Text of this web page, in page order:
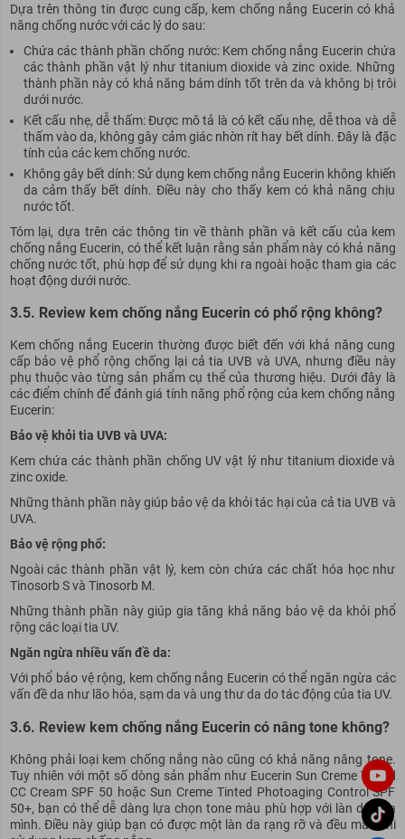
Dựa trên thông tin được cung cấp, kem chống nắng Eucerin có khả
năng chống nước với các lý do sau:
Chứa các thành phần chống nước: Kem chống nắng Eucerin chứa
các thành phần vật lý như titanium dioxide và zinc oxide. Những
thành phần này có khả năng bám dính tốt trên da và không bị trôi
dưới nước.
Kết cấu nhẹ, dễ thấm: Được mô tả là có kết cấu nhẹ, dễ thoa và dễ
thấm vào da, không gây cảm giác nhờn rít hay bết dính. Đây là đặc
tính của các kem chống nước.
Không gây bết dính: Sử dụng kem chống nắng Eucerin không khiến
da cảm thấy bết dính. Điều này cho thấy kem có khả năng chịu
nước tốt.
Tóm lại, dựa trên các thông tin về thành phần và kết cấu của kem
chống nắng Eucerin, có thể kết luận rằng sản phẩm này có khả năng
chống nước tốt, phù hợp để sử dụng khi ra ngoài hoặc tham gia các
hoạt động dưới nước.
3.5. Review kem chống nắng Eucerin có phổ rộng không?
Kem chống nắng Eucerin thường được biết đến với khả năng cung
cấp bảo vệ phổ rộng chống lại cả tia UVB và UVA, nhưng điều này
phụ thuộc vào từng sản phẩm cụ thể của thương hiệu. Dưới đây là
các điểm chính để đánh giá tính năng phổ rộng của kem chống nắng
Eucerin:
Bảo vệ khỏi tia UVB và UVA:
Kem chứa các thành phần chống UV vật lý như titanium dioxide và
zinc oxide.
Những thành phần này giúp bảo vệ da khỏi tác hại của cả tia UVB và
UVA.
Bảo vệ rộng phổ:
Ngoài các thành phần vật lý, kem còn chứa các chất hóa học như
Tinosorb S và Tinosorb M.
Những thành phần này giúp gia tăng khả năng bảo vệ da khỏi phổ
rộng các loại tia UV.
Ngăn ngừa nhiều vấn đề da:
Với phổ bảo vệ rộng, kem chống nắng Eucerin có thể ngăn ngừa các
vấn đề da như lão hóa, sạm da và ung thư da do tác động của tia UV.
3.6. Review kem chống nắng Eucerin có nâng tone không?
Không phải loại kem chống nắng nào cũng có khả năng nâng tone.
Tuy nhiên với một số dòng sản phẩm như Eucerin Sun Creme Tinted
CC Cream SPF 50 hoặc Sun Creme Tinted Photoaging Control SPF
50+, bạn có thể dễ dàng lựa chọn tone màu phù hợp với làn da của
mình. Điều này giúp bạn có được một làn da rạng rỡ và đều màu khi